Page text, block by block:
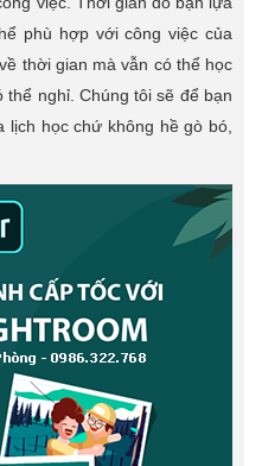
phù hợp với công việc của
thời gian mà vẫn có thể học
nghỉ. Chúng tôi sẽ để bạn
học chứ không hề gò bó,